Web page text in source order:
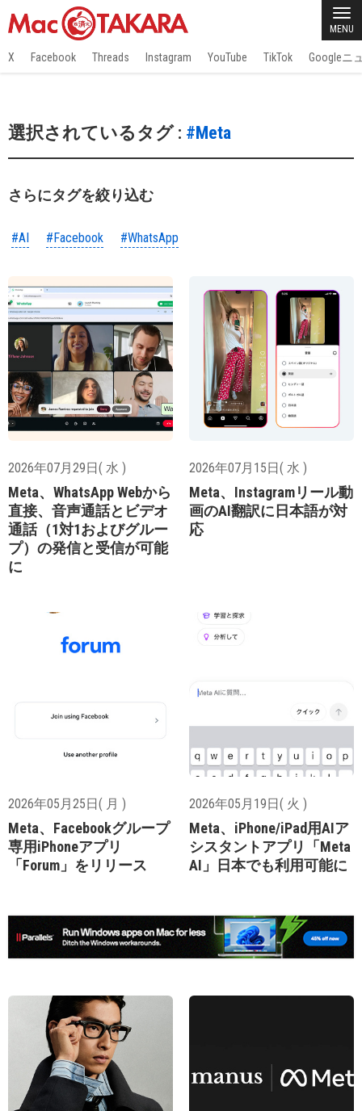
MENU
X Facebook Threads Instagram YouTube TikTok Googleニ
選択されているタグ : #Meta
さらにタグを絞り込む
#AI #Facebook #WhatsApp
2026年07月29日( 水 )
Meta、WhatsApp Webから
直接、音声通話とビデオ
通話（1対1およびグルー
プ）の発信と受信が可能
に
2026年07月15日( 水 )
Meta、Instagramリール動
画のAI翻訳に日本語が対
応
2026年05月25日( 月 )
Meta、Facebookグループ
専用iPhoneアプリ
「Forum」をリリース
2026年05月19日( 火 )
Meta、iPhone/iPad用AIア
シスタントアプリ「Meta
AI」日本でも利用可能に